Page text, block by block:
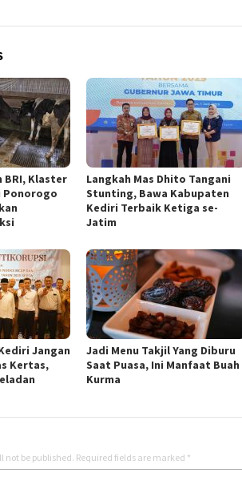
BRI, Klaster
Ponorogo
Langkah Mas Dhito Tangani
Stunting, Bawa Kabupaten
Kediri Terbaik Ketiga se-
Jatim
Jangan
Kertas,
Jadi Menu Takjil Yang Diburu
Saat Puasa, Ini Manfaat Buah
Kurma
not be published. Required fields are marked *